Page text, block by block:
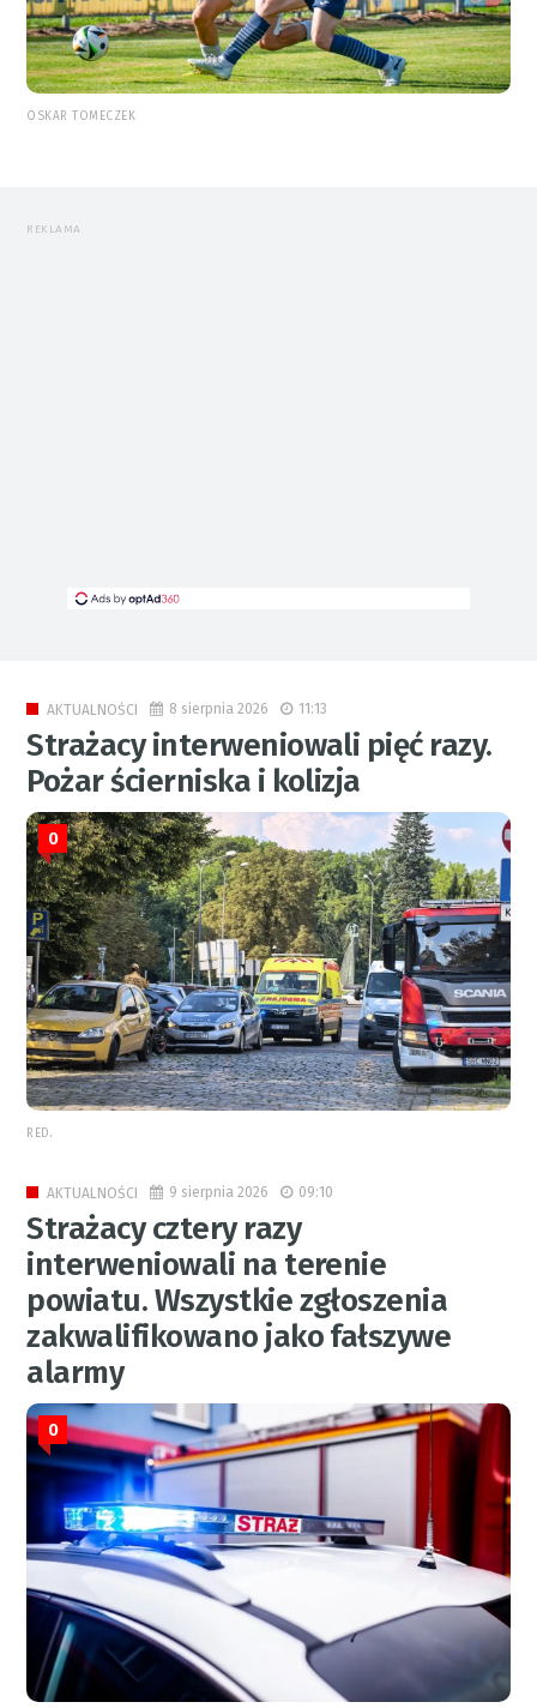
OSKAR TOMECZEK
REKLAMA
AKTUALNOŚCI 8 sierpnia 2026 11:13
Strażacy interweniowali pięć razy.
Pożar ścierniska i kolizja
0
RED.
AKTUALNOŚCI 9 sierpnia 2026 09:10
Strażacy cztery razy
interweniowali na terenie
powiatu. Wszystkie zgłoszenia
zakwalifikowano jako fałszywe
alarmy
0